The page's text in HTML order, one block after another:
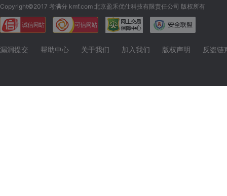
Copyright©2017 考满分 kmf.com 北京盈禾优仕科技有限责任公司 版权所有
漏洞提交 帮助中心 关于我们 加入我们 版权声明 反盗链